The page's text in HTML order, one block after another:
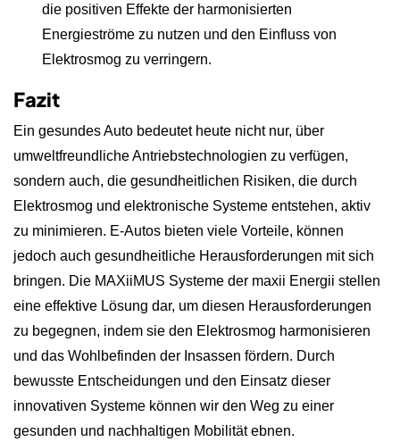
die positiven Effekte der harmonisierten
Energieströme zu nutzen und den Einfluss von
Elektrosmog zu verringern.
Fazit
Ein gesundes Auto bedeutet heute nicht nur, über
umweltfreundliche Antriebstechnologien zu verfügen,
sondern auch, die gesundheitlichen Risiken, die durch
Elektrosmog und elektronische Systeme entstehen, aktiv
zu minimieren. E-Autos bieten viele Vorteile, können
jedoch auch gesundheitliche Herausforderungen mit sich
bringen. Die MAXiiMUS Systeme der maxii Energii stellen
eine effektive Lösung dar, um diesen Herausforderungen
zu begegnen, indem sie den Elektrosmog harmonisieren
und das Wohlbefinden der Insassen fördern. Durch
bewusste Entscheidungen und den Einsatz dieser
innovativen Systeme können wir den Weg zu einer
gesunden und nachhaltigen Mobilität ebnen.